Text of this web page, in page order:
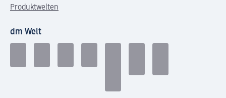
Produktwelten
dm Welt